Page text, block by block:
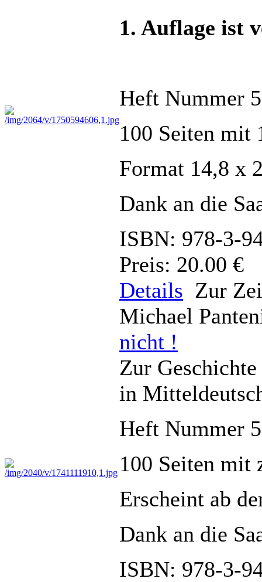
1. Auflage ist
Heft Nummer
100 Seiten mit
Format 14,8 x
Dank an die
ISBN: 978-3-
Preis: 20.00 €
Details Zur
Michael
nicht !
Zur Geschichte
in
Heft Nummer
100 Seiten mit
Erscheint ab
Dank an die
ISBN: 978-3-